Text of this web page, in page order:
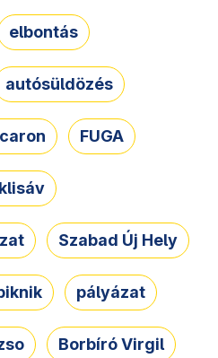
elbontás
autósüldözés
FUGA
Szabad Új Hely
pályázat
Borbíró Virgil